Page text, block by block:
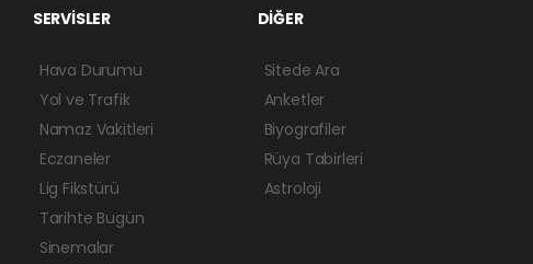
SERVİSLER
Hava Durumu
Yol ve Trafik
Namaz Vakitleri
Eczaneler
Lig Fikstürü
Tarihte Bugün
Sinemalar
DİĞER
Sitede Ara
Anketler
Biyografiler
Rüya Tabirleri
Astroloji